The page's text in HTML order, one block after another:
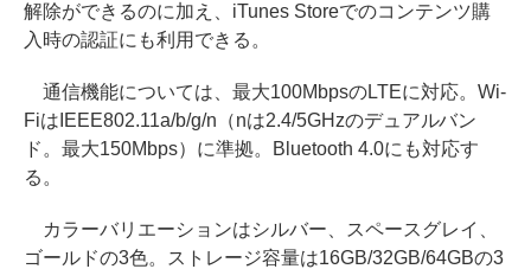
解除ができるのに加え、iTunes Storeでのコンテンツ購
入時の認証にも利用できる。
通信機能については、最大100MbpsのLTEに対応。Wi-
FiはIEEE802.11a/b/g/n（nは2.4/5GHzのデュアルバン
ド。最大150Mbps）に準拠。Bluetooth 4.0にも対応す
る。
カラーバリエーションはシルバー、スペースグレイ、
ゴールドの3色。ストレージ容量は16GB/32GB/64GBの3